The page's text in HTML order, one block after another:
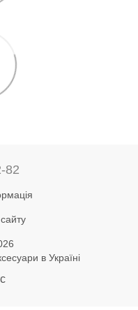
82
в Україні